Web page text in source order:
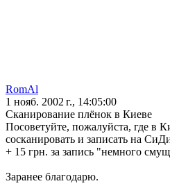
RomAl
1 нояб. 2002 г., 14:05:00
Сканирование плёнок в Киеве
Посоветуйте, пожалуйста, где в
сосканировать и записать на
+ 15 грн. за запись "немного
Заранее благодарю.